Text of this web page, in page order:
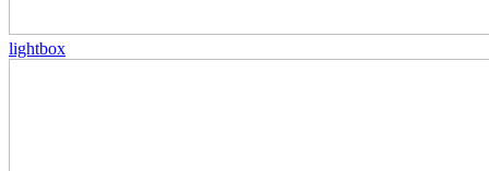
lightbox